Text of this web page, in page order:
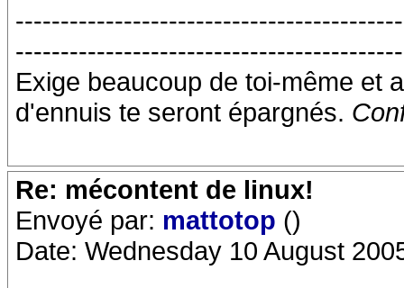
Exige beaucoup de toi-même et
d'ennuis te seront épargnés.
Re: mécontent de linux!
Envoyé par: mattotop ()
Date: Wednesday 10 August